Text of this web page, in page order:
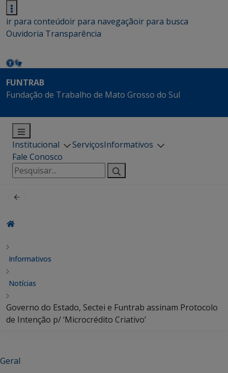
ir para conteúdoir para navegaçãoir para busca
Ouvidoria Transparência
FUNTRAB
Fundação de Trabalho de Mato Grosso do Sul
Institucional ServiçosInformativos
Fale Conosco
Pesquisar
por:
Informativos
Notícias
Governo do Estado, Sectei e Funtrab assinam Protocolo
de Intenção p/ ‘Microcrédito Criativo’
Geral